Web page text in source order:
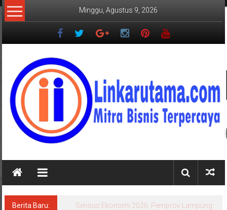
Lompat
ke
Minggu, Agustus 9, 2026
LINKARUTAMA.COM
Mitra
Terpercaya
Berita Baru:
Sensus Ekonomi 2026, Pemprov Lampung: